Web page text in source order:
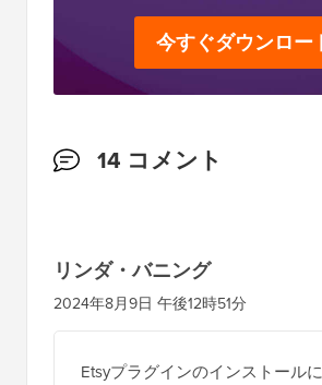
今すぐダウンロー
読
の
イ
ン
14 コメント
リンダ・バニング
2024年8月9日 午後12時51分
Etsyプラグインのインストール